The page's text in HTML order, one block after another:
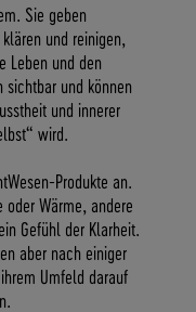
Sie geben
und reinigen,
Leben und den
sichtbar und können
und innerer
wird.
Produkte an.
Wärme, andere
Gefühl der Klarheit.
aber nach einiger
Umfeld darauf